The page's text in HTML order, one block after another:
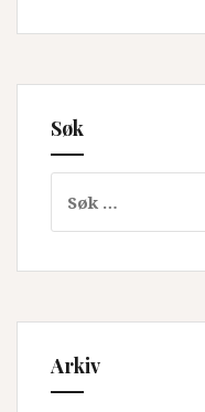
Søk
etter:
Arkiv